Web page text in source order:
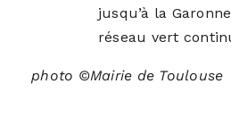
jusqu’à la
réseau vert
photo ©Mairie de Toulouse